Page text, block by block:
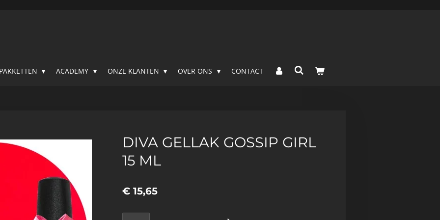
ACADEMY ONZE KLANTEN OVER ONS CONTACT
DIVA GELLAK GOSSIP GIRL
15 ML
€ 15,65